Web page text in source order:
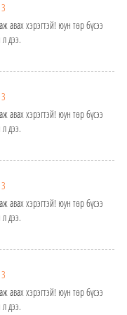
авах хэрэгтэй! юун төр бүсээ
дээ.
авах хэрэгтэй! юун төр бүсээ
дээ.
авах хэрэгтэй! юун төр бүсээ
дээ.
авах хэрэгтэй! юун төр бүсээ
дээ.